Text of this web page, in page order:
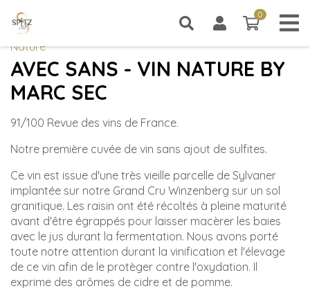
0
0 article
Nature
AVEC SANS - VIN NATURE BY
MARC SEC
91/100 Revue des vins de France.
Notre première cuvée de vin sans ajout de sulfites.
Ce vin est issue d'une très vieille parcelle de Sylvaner
implantée sur notre Grand Cru Winzenberg sur un sol
granitique. Les raisin ont été récoltés à pleine maturité
avant d'être égrappés pour laisser macèrer les baies
avec le jus durant la fermentation. Nous avons porté
toute notre attention durant la vinification et l'élevage
de ce vin afin de le protèger contre l'oxydation. Il
exprime des arômes de cidre et de pomme.